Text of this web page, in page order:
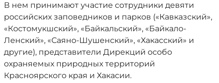
В нем принимают участие сотрудники девяти
российских заповедников и парков («Кавказский»,
«Костомукшский», «Байкальский», «Байкало-
Ленский», «Саяно-Шушенский», «Хакасский» и
другие), представители Дирекций особо
охраняемых природных территорий
Красноярского края и Хакасии.